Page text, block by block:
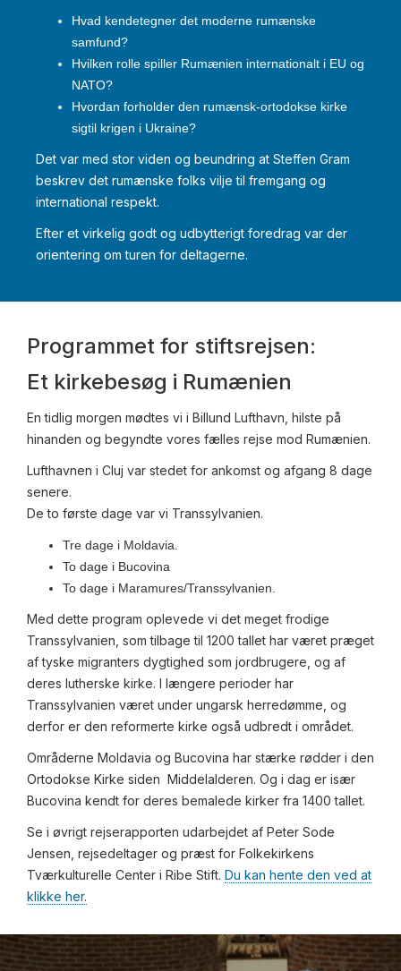
Hvad kendetegner det moderne rumænske
samfund?
Hvilken rolle spiller Rumænien internationalt i EU og
NATO?
Hvordan forholder den rumænsk-ortodokse kirke
sigtil krigen i Ukraine?
Det var med stor viden og beundring at Steffen Gram
beskrev det rumænske folks vilje til fremgang og
international respekt.
Efter et virkelig godt og udbytterigt foredrag var der
orientering om turen for deltagerne.
Programmet for stiftsrejsen:
Et kirkebesøg i Rumænien
En tidlig morgen mødtes vi i Billund Lufthavn, hilste på
hinanden og begyndte vores fælles rejse mod Rumænien.
Lufthavnen i Cluj var stedet for ankomst og afgang 8 dage
senere.
De to første dage var vi Transsylvanien.
Tre dage i Moldavia.
To dage i Bucovina
To dage i Maramures/Transsylvanien.
Med dette program oplevede vi det meget frodige
Transsylvanien, som tilbage til 1200 tallet har været præget
af tyske migranters dygtighed som jordbrugere, og af
deres lutherske kirke. I længere perioder har
Transsylvanien været under ungarsk herredømme, og
derfor er den reformerte kirke også udbredt i området.
Områderne Moldavia og Bucovina har stærke rødder i den
Ortodokse Kirke siden Middelalderen. Og i dag er især
Bucovina kendt for deres bemalede kirker fra 1400 tallet.
Se i øvrigt rejserapporten udarbejdet af Peter Sode
Jensen, rejsedeltager og præst for Folkekirkens
Tværkulturelle Center i Ribe Stift. Du kan hente den ved at
klikke her.